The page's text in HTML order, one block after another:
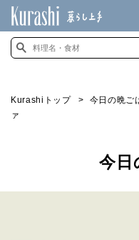
Kurashiトップ 今日の晩ご
ァ
今日